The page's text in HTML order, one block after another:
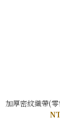
加厚密紋織帶(